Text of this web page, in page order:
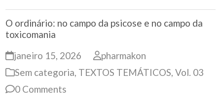
O ordinário: no campo da psicose e no campo da
toxicomania
janeiro 15, 2026
pharmakon
Sem categoria, TEXTOS TEMÁTICOS,Vol. 03
0 Comments